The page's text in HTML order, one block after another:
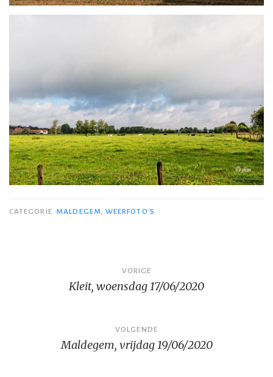
CATEGORIE MALDEGEM, WEERFOTO'S
navigatie
VORIGE
Kleit, woensdag 17/06/2020
VOLGENDE
Maldegem, vrijdag 19/06/2020